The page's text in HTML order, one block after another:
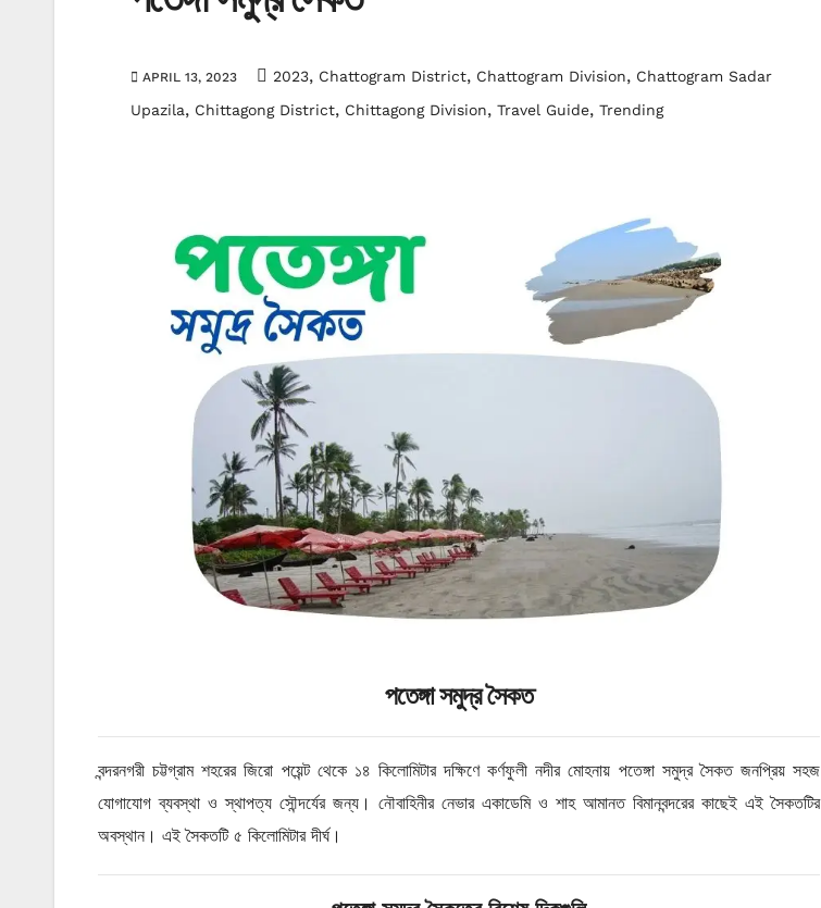
APRIL 13, 2023 2023, Chattogram District, Chattogram Division, Chattogram Sadar
Upazila, Chittagong District, Chittagong Division, Travel Guide, Trending
পতেঙ্গা সমুদ্র সৈকত
বন্দরনগরী চট্টগ্রাম শহরের জিরো পয়েন্ট থেকে ১৪ কিলোমিটার দক্ষিণে কর্ণফুলী নদীর মোহনায় পতেঙ্গা সমুদ্র সৈকত জনপ্রিয় সহজ
যোগাযোগ ব্যবস্থা ও স্থাপত্য সৌন্দর্যের জন্য। নৌবাহিনীর নেভার একাডেমি ও শাহ আমানত বিমানবন্দরের কাছেই এই সৈকতটির
অবস্থান। এই সৈকতটি ৫ কিলোমিটার দীর্ঘ।